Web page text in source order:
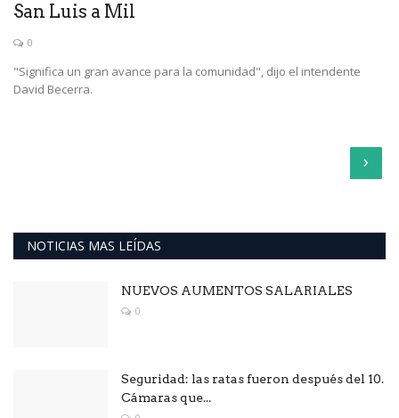
San Luis a Mil
0
"Significa un gran avance para la comunidad", dijo el intendente
David Becerra.
›
NOTICIAS MAS LEÍDAS
NUEVOS AUMENTOS SALARIALES
0
Seguridad: las ratas fueron después del 10.
Cámaras que...